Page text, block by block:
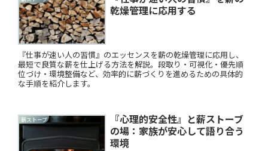
乾燥管理に応用する
『仕事が速い人の習慣』のエッセンスを薪の乾燥管理に応用し、
最短で良質な薪を仕上げる方法を解説。段取り・可視化・優先順
位づけ・環境整備など、効率的に薪づくりを進めるための具体的
な手順を紹介します。
薪ストーブ
『心理的安全性』と薪ストーブ
の場：家族が安心して語り合う
環境